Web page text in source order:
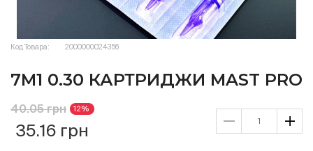
Код Товара: 2000000024356
7M1 0.30 КАРТРИДЖИ MAST PRO
40.05 грн 12%
35.16 грн